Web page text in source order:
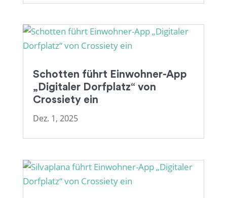
Schotten führt Einwohner-App
„Digitaler Dorfplatz“ von
Crossiety ein
Dez. 1, 2025